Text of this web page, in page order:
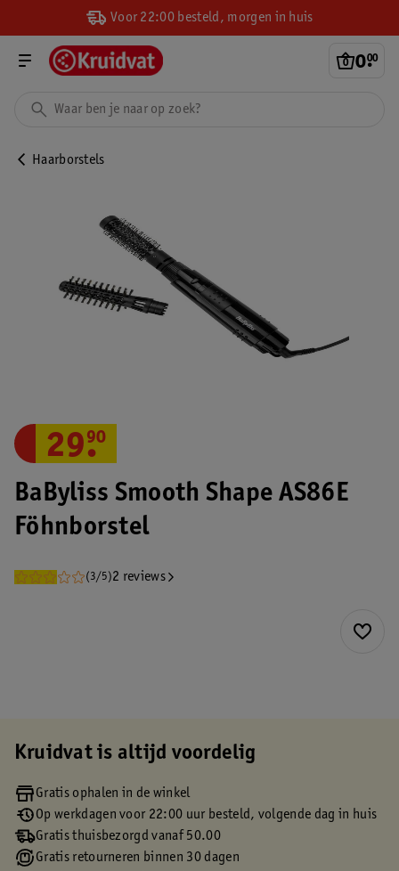
Voor 22:00 besteld, morgen in huis
0.
00
Haarborstels
BaByliss Smooth Shape AS86E
Föhnborstel
(3/5)2 reviews
29.
90
Kruidvat is altijd voordelig
Gratis ophalen in de winkel
Op werkdagen voor 22:00 uur besteld, volgende dag in huis
Gratis thuisbezorgd vanaf 50.00
Gratis retourneren binnen 30 dagen